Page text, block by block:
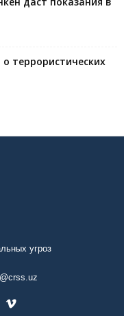
террористических
угроз